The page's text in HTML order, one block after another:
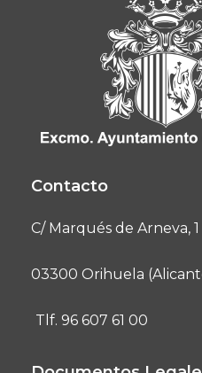
Contacto
C/ Marqués de Arneva, 1
03300 Orihuela
Tlf. 96 607 61 00